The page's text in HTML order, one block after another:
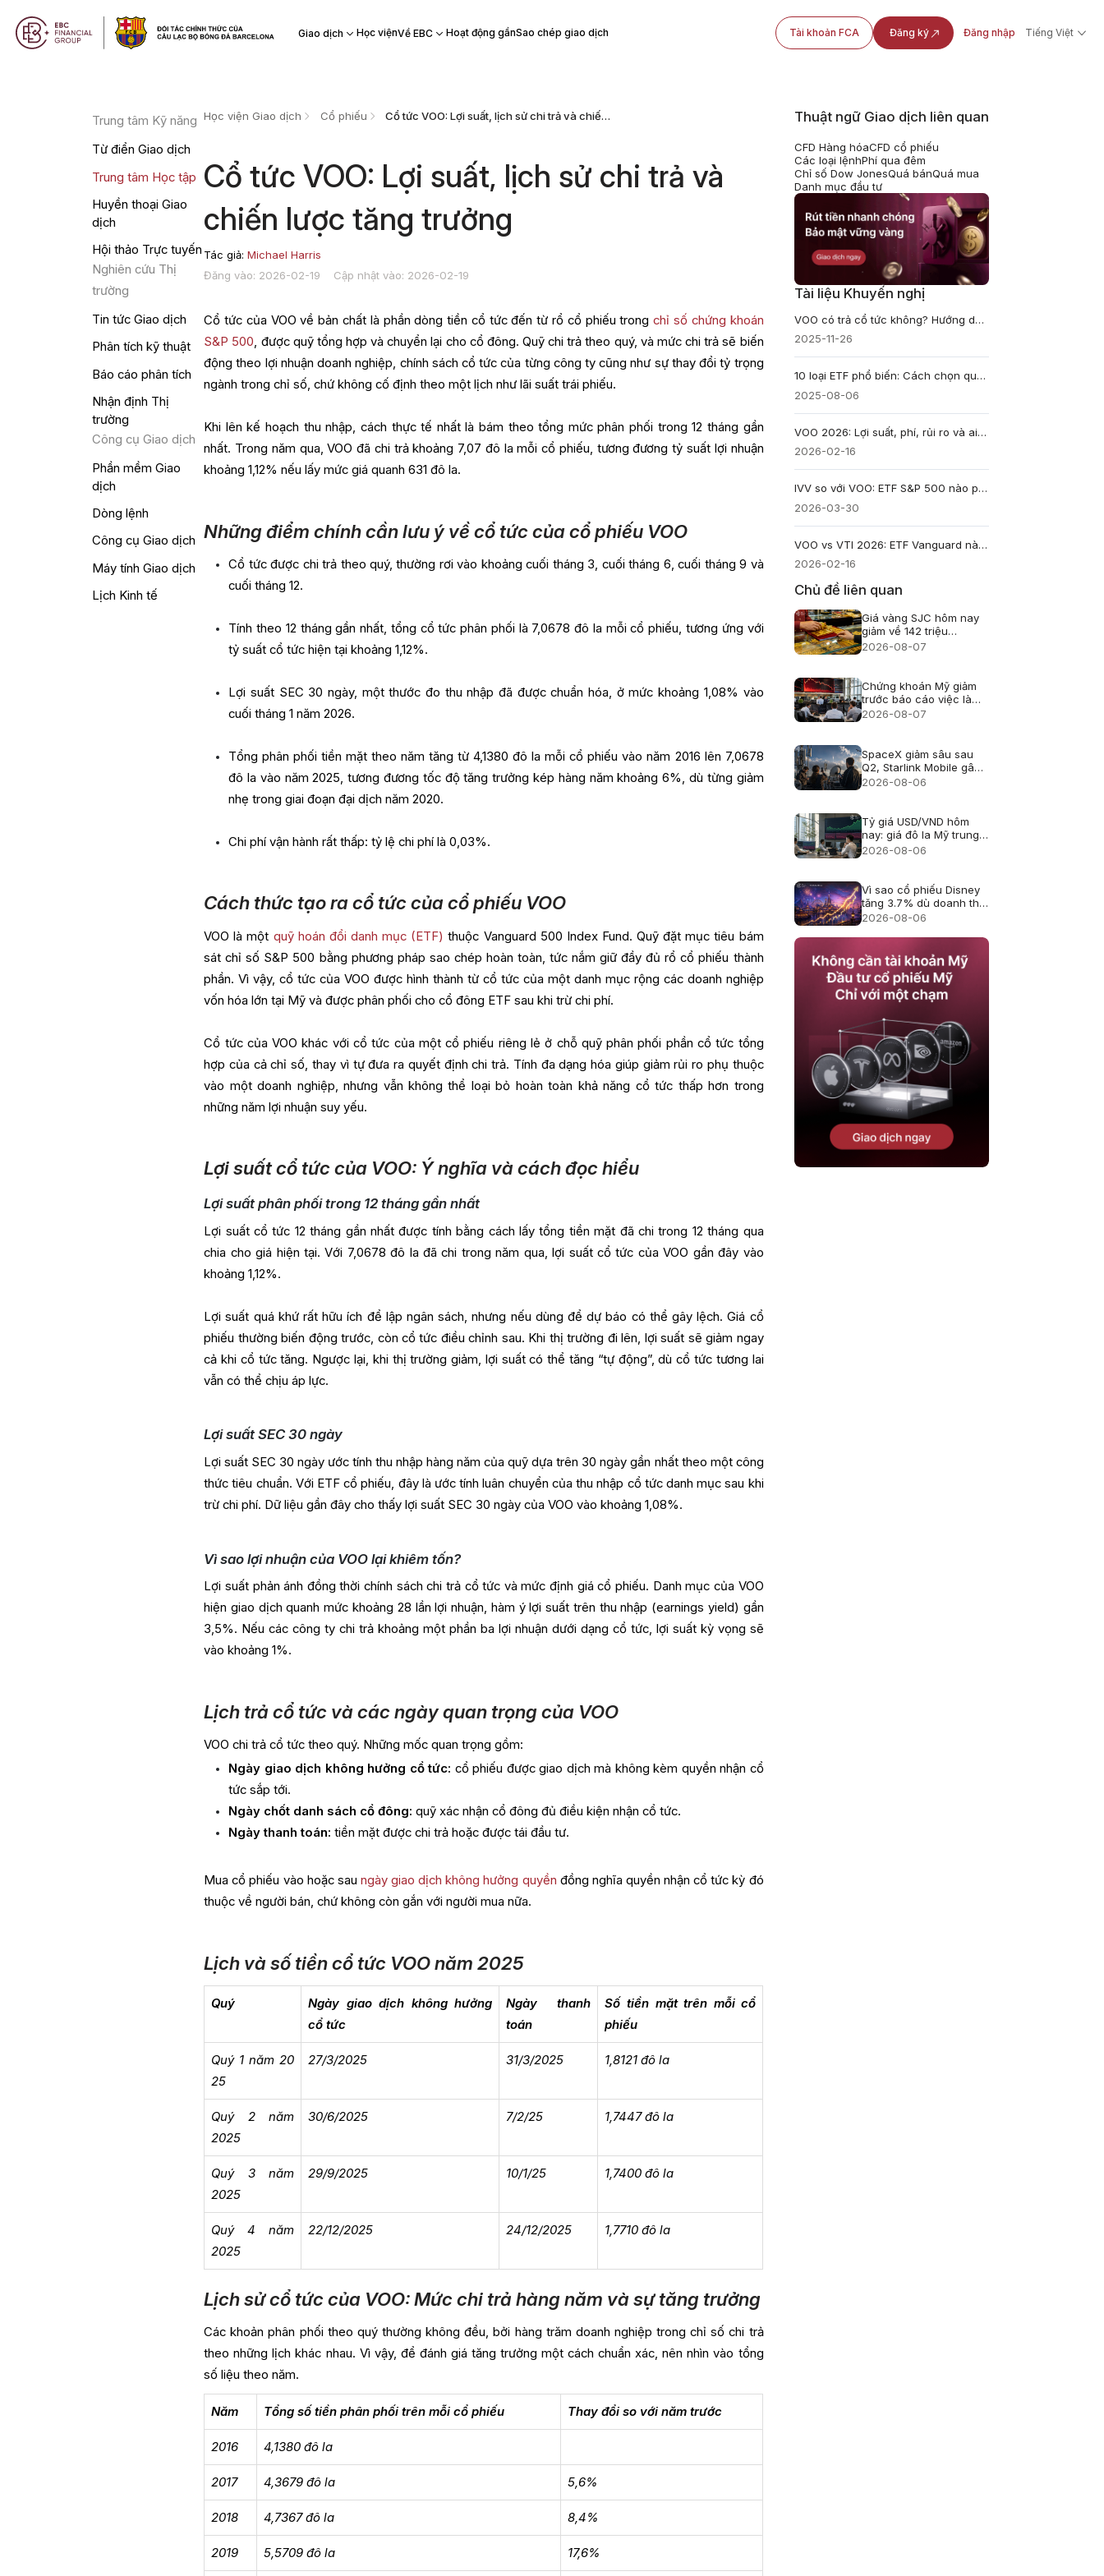
Giao dịch Học việnVề EBC Hoạt động gầnSao chép giao dịch Tài khoản FCA Đăng ký Đăng nhập Tiếng Việt
Trung tâm Kỹ năng
Từ điển Giao dịch
Trung tâm Học tập
Huyền thoại Giao
dịch
Hội thảo Trực tuyến
Nghiên cứu Thị
trường
Tin tức Giao dịch
Phân tích kỹ thuật
Báo cáo phân tích
Nhận định Thị
trường
Công cụ Giao dịch
Phần mềm Giao
dịch
Dòng lệnh
Công cụ Giao dịch
Máy tính Giao dịch
Lịch Kinh tế
Học viện Giao dịch Cổ phiếu Cổ tức VOO: Lợi suất, lịch sử chi trả và chiến lược tăng trưởng
Cổ tức VOO: Lợi suất, lịch sử chi trả và
chiến lược tăng trưởng
Tác giả:Michael Harris
Đăng vào: 2026-02-19
Cập nhật vào: 2026-02-19
Cổ tức của VOO về bản chất là phần dòng tiền cổ tức đến từ rổ cổ phiếu trongchỉ số chứng khoán
S&P 500, được quỹ tổng hợp và chuyển lại cho cổ đông. Quỹ chi trả theo quý, và mức chi trả sẽ biến
động theo lợi nhuận doanh nghiệp, chính sách cổ tức của từng công ty cũng như sự thay đổi tỷ trọng
ngành trong chỉ số, chứ không cố định theo một lịch như lãi suất trái phiếu.
Khi lên kế hoạch thu nhập, cách thực tế nhất là bám theo tổng mức phân phối trong 12 tháng gần
nhất. Trong năm qua, VOO đã chi trả khoảng 7,07 đô la mỗi cổ phiếu, tương đương tỷ suất lợi nhuận
khoảng 1,12% nếu lấy mức giá quanh 631 đô la.
Những điểm chính cần lưu ý về cổ tức của cổ phiếu VOO
Cổ tức được chi trả theo quý, thường rơi vào khoảng cuối tháng 3, cuối tháng 6, cuối tháng 9 và
cuối tháng 12.
Tính theo 12 tháng gần nhất, tổng cổ tức phân phối là 7,0678 đô la mỗi cổ phiếu, tương ứng với
tỷ suất cổ tức hiện tại khoảng 1,12%.
Lợi suất SEC 30 ngày, một thước đo thu nhập đã được chuẩn hóa, ở mức khoảng 1,08% vào
cuối tháng 1 năm 2026.
Tổng phân phối tiền mặt theo năm tăng từ 4,1380 đô la mỗi cổ phiếu vào năm 2016 lên 7,0678
đô la vào năm 2025, tương đương tốc độ tăng trưởng kép hàng năm khoảng 6%, dù từng giảm
nhẹ trong giai đoạn đại dịch năm 2020.
Chi phí vận hành rất thấp: tỷ lệ chi phí là 0,03%.
Cách thức tạo ra cổ tức của cổ phiếu VOO
VOO là một quỹ hoán đổi danh mục (ETF) thuộc Vanguard 500 Index Fund. Quỹ đặt mục tiêu bám
sát chỉ số S&P 500 bằng phương pháp sao chép hoàn toàn, tức nắm giữ đầy đủ rổ cổ phiếu thành
phần. Vì vậy, cổ tức của VOO được hình thành từ cổ tức của một danh mục rộng các doanh nghiệp
vốn hóa lớn tại Mỹ và được phân phối cho cổ đông ETF sau khi trừ chi phí.
Cổ tức của VOO khác với cổ tức của một cổ phiếu riêng lẻ ở chỗ quỹ phân phối phần cổ tức tổng
hợp của cả chỉ số, thay vì tự đưa ra quyết định chi trả. Tính đa dạng hóa giúp giảm rủi ro phụ thuộc
vào một doanh nghiệp, nhưng vẫn không thể loại bỏ hoàn toàn khả năng cổ tức thấp hơn trong
những năm lợi nhuận suy yếu.
Lợi suất cổ tức của VOO: Ý nghĩa và cách đọc hiểu
Lợi suất phân phối trong 12 tháng gần nhất
Lợi suất cổ tức 12 tháng gần nhất được tính bằng cách lấy tổng tiền mặt đã chi trong 12 tháng qua
chia cho giá hiện tại. Với 7,0678 đô la đã chi trong năm qua, lợi suất cổ tức của VOO gần đây vào
khoảng 1,12%.
Lợi suất quá khứ rất hữu ích để lập ngân sách, nhưng nếu dùng để dự báo có thể gây lệch. Giá cổ
phiếu thường biến động trước, còn cổ tức điều chỉnh sau. Khi thị trường đi lên, lợi suất sẽ giảm ngay
cả khi cổ tức tăng. Ngược lại, khi thị trường giảm, lợi suất có thể tăng “tự động”, dù cổ tức tương lai
vẫn có thể chịu áp lực.
Lợi suất SEC 30 ngày
Lợi suất SEC 30 ngày ước tính thu nhập hàng năm của quỹ dựa trên 30 ngày gần nhất theo một công
thức tiêu chuẩn. Với ETF cổ phiếu, đây là ước tính luân chuyển của thu nhập cổ tức danh mục sau khi
trừ chi phí. Dữ liệu gần đây cho thấy lợi suất SEC 30 ngày của VOO vào khoảng 1,08%.
Vì sao lợi nhuận của VOO lại khiêm tốn?
Lợi suất phản ánh đồng thời chính sách chi trả cổ tức và mức định giá cổ phiếu. Danh mục của VOO
hiện giao dịch quanh mức khoảng 28 lần lợi nhuận, hàm ý lợi suất trên thu nhập (earnings yield) gần
3,5%. Nếu các công ty chi trả khoảng một phần ba lợi nhuận dưới dạng cổ tức, lợi suất kỳ vọng sẽ
vào khoảng 1%.
Lịch trả cổ tức và các ngày quan trọng của VOO
VOO chi trả cổ tức theo quý. Những mốc quan trọng gồm:
Ngày giao dịch không hưởng cổ tức: cổ phiếu được giao dịch mà không kèm quyền nhận cổ
tức sắp tới.
Ngày chốt danh sách cổ đông: quỹ xác nhận cổ đông đủ điều kiện nhận cổ tức.
Ngày thanh toán: tiền mặt được chi trả hoặc được tái đầu tư.
Mua cổ phiếu vào hoặc sau ngày giao dịch không hưởng quyền đồng nghĩa quyền nhận cổ tức kỳ đó
thuộc về người bán, chứ không còn gắn với người mua nữa.
Lịch và số tiền cổ tức VOO năm 2025
Quý
Ngày giao dịch không hưởng
cổ tức
Ngày thanh
toán
Số tiền mặt trên mỗi cổ
phiếu
Quý 1 năm 20
25
27/3/2025 31/3/2025 1,8121 đô la
Quý 2 năm
2025
30/6/2025 7/2/25 1,7447 đô la
Quý 3 năm
2025
29/9/2025 10/1/25 1,7400 đô la
Quý 4 năm
2025
22/12/2025 24/12/2025 1,7710 đô la
Lịch sử cổ tức của VOO: Mức chi trả hàng năm và sự tăng trưởng
Các khoản phân phối theo quý thường không đều, bởi hàng trăm doanh nghiệp trong chỉ số chi trả
theo những lịch khác nhau. Vì vậy, để đánh giá tăng trưởng một cách chuẩn xác, nên nhìn vào tổng
số liệu theo năm.
Năm Tổng số tiền phân phối trên mỗi cổ phiếu Thay đổi so với năm trước
2016 4,1380 đô la
2017 4,3679 đô la 5,6%
2018 4,7367 đô la 8,4%
2019 5,5709 đô la 17,6%
Thuật ngữ Giao dịch liên quan
CFD Hàng hóaCFD cổ phiếu
Các loại lệnhPhí qua đêm
Chỉ số Dow JonesQuá bánQuá mua
Danh mục đầu tư
Tài liệu Khuyến nghị
VOO có trả cổ tức không? Hướng dẫn về lợi suất, lịch trình và tăng trưởng dài hạn
2025-11-26
10 loại ETF phổ biến: Cách chọn quỹ phù hợp
2025-08-06
VOO 2026: Lợi suất, phí, rủi ro và ai phù hợp để đầu tư?
2026-02-16
IVV so với VOO: ETF S&P 500 nào phù hợp hơn với nhà đầu tư?
2026-03-30
VOO vs VTI 2026: ETF Vanguard nào tối ưu cho đầu tư dài hạn?
2026-02-16
Chủ đề liên quan
Giá vàng SJC hôm nay
giảm về 142 triệu
đồng/lượng
2026-08-07
Chứng khoán Mỹ giảm
trước báo cáo việc làm
nhưng Phố Wall chưa
2026-08-07
SpaceX giảm sâu sau
Q2, Starlink Mobile gây
áp lực lên viễn thông Mỹ
2026-08-06
Tỷ giá USD/VND hôm
nay: giá đô la Mỹ trung
tâm lên 25.433, USD
2026-08-06
Vì sao cổ phiếu Disney
tăng 3.7% dù doanh thu
hụt kỳ vọng?
2026-08-06